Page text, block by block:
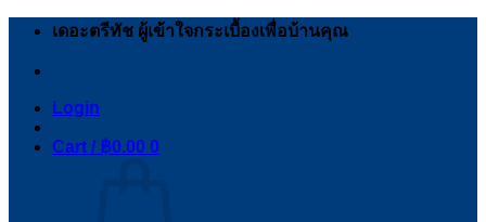
Skip
เดอะตรีทัช ผู้เข้าใจกระเบื้องเพื่อบ้านคุณ
Login
Cart / ฿0.00 0